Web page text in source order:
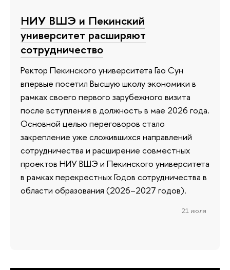
НИУ ВШЭ и Пекинский
университет расширяют
сотрудничество
Ректор Пекинского университета Гао Сун
впервые посетил Высшую школу экономики в
рамках своего первого зарубежного визита
после вступления в должность в мае 2026 года.
Основной целью переговоров стало
закрепление уже сложившихся направлений
сотрудничества и расширение совместных
проектов НИУ ВШЭ и Пекинского университета
в рамках перекрестных Годов сотрудничества в
области образования (2026–2027 годов).
21 июля